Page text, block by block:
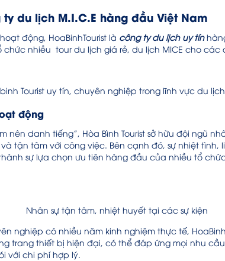
ty du lịch M.I.C.E hàng đầu Việt Nam
động, HoaBinhTourist là công ty du lịch uy tín
nhiều tour du lịch giá rẻ, du lịch MICE cho
Tourist uy tín, chuyên nghiệp trong lĩnh vực du lịch
động
nên danh tiếng”, Hòa Bình Tourist sở hữu đội ngũ
tận tâm với công việc. Bên cạnh đó, sự nhiệt
thành sự lựa chọn ưu tiên hàng đầu của nhiều tổ
Nhân sự tận tâm, nhiệt huyết tại các sự kiện
nghiệp có nhiều năm kinh nghiệm thực tế,
trang thiết bị hiện đại, có thể đáp ứng mọi nhu
với chi phí hợp lý.